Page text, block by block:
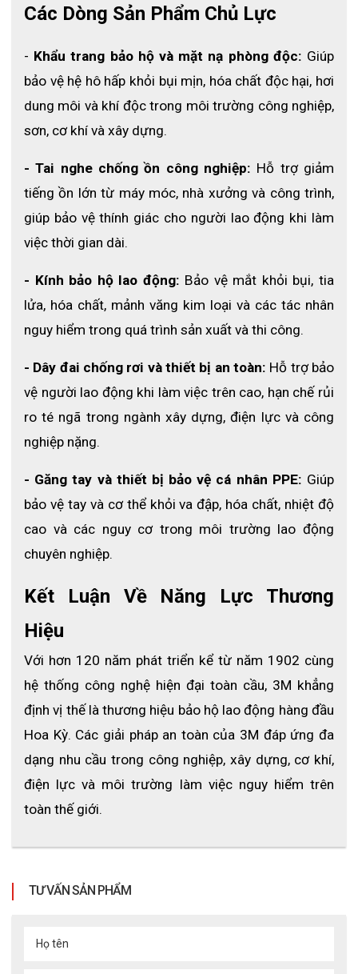
XXL
70 – 80 kg
4. Ưu điểm nổi bật
4.1 Chất liệu lưới thoáng khí mặc mát, thoải
Thiết kế lưới giúp tăng khả năng lưu thông không khí,
giảm nóng bức khi làm việc ngoài trời.
4.2 Dải phản quang nổi bật tăng độ an toàn
thiếu sáng hoặc môi trường nhiều phương tiện di
chuyển.
4.3 Chất liệu kaki bền chắc sử dụng lâu dài
Đảm bảo độ bền trong quá trình làm việc thường xuyên.
4.4 Thiết kế nhẹ dễ vận động
Không gây vướng víu khi làm việc hoặc di chuyển nhiều.
Phù hợp làm đồng phục cho doanh nghiệp, công trình
hoặc đội kỹ thuật.
4.6 Có thể in logo 3D chuyên nghiệp
nghiệp cho doanh nghiệp.
4.7 Nhiều size phù hợp nhiều đối tượng
Từ size M đến XXXL, đáp ứng đa dạng nhu cầu sử
dụng.
4.8 Dễ phối hợp với đồng phục lao động
Có thể mặc ngoài áo bảo hộ hoặc đồng phục công ty.
Các Dòng Sản Phẩm Chủ Lực
- Khẩu trang bảo hộ và mặt nạ phòng độc: Giúp
bảo vệ hệ hô hấp khỏi bụi mịn, hóa chất độc hại, hơi
dung môi và khí độc trong môi trường công nghiệp,
sơn, cơ khí và xây dựng.
- Tai nghe chống ồn công nghiệp: Hỗ trợ giảm
tiếng ồn lớn từ máy móc, nhà xưởng và công trình,
giúp bảo vệ thính giác cho người lao động khi làm
việc thời gian dài.
- Kính bảo hộ lao động: Bảo vệ mắt khỏi bụi, tia
lửa, hóa chất, mảnh văng kim loại và các tác nhân
nguy hiểm trong quá trình sản xuất và thi công.
- Dây đai chống rơi và thiết bị an toàn: Hỗ trợ bảo
vệ người lao động khi làm việc trên cao, hạn chế rủi
ro té ngã trong ngành xây dựng, điện lực và công
nghiệp nặng.
- Găng tay và thiết bị bảo vệ cá nhân PPE: Giúp
bảo vệ tay và cơ thể khỏi va đập, hóa chất, nhiệt độ
cao và các nguy cơ trong môi trường lao động
chuyên nghiệp.
Kết Luận Về Năng Lực Thương
Hiệu
Với hơn 120 năm phát triển kể từ năm 1902 cùng
hệ thống công nghệ hiện đại toàn cầu, 3M khẳng
định vị thế là thương hiệu bảo hộ lao động hàng đầu
Hoa Kỳ. Các giải pháp an toàn của 3M đáp ứng đa
dạng nhu cầu trong công nghiệp, xây dựng, cơ khí,
điện lực và môi trường làm việc nguy hiểm trên
toàn thế giới.
TƯ VẤN SẢN PHẨM
Họ tên